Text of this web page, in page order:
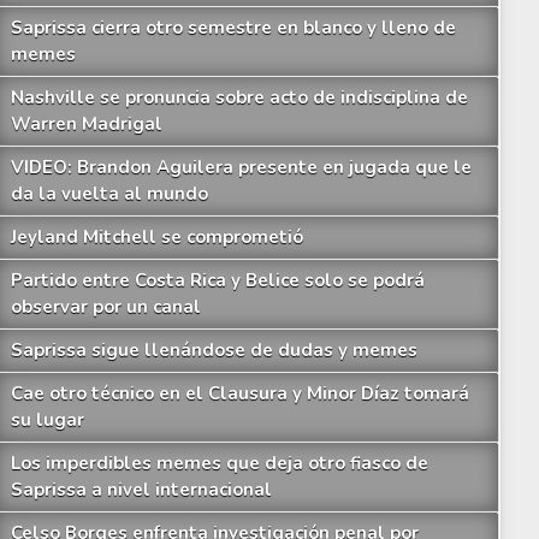
Saprissa cierra otro semestre en blanco y lleno de
memes
Nashville se pronuncia sobre acto de indisciplina de
Warren Madrigal
VIDEO: Brandon Aguilera presente en jugada que le
da la vuelta al mundo
Jeyland Mitchell se comprometió
Partido entre Costa Rica y Belice solo se podrá
observar por un canal
Saprissa sigue llenándose de dudas y memes
Cae otro técnico en el Clausura y Minor Díaz tomará
su lugar
Los imperdibles memes que deja otro fiasco de
Saprissa a nivel internacional
Celso Borges enfrenta investigación penal por
Fuller con fuerte sanción tras la jornada 17